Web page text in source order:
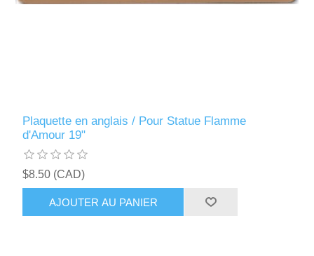
Plaquette en anglais / Pour Statue Flamme
d'Amour 19"
$8.50 (CAD)
AJOUTER AU PANIER